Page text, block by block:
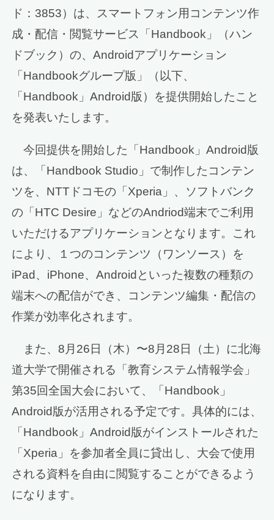
ド：3853）は、スマートフォン用コンテンツ作
成・配信・閲覧サービス「Handbook」（ハン
ドブック）の、Androidアプリケーション
「Handbookグループ版」（以下、
「Handbook」Android版）を提供開始したこと
を発表いたします。
今回提供を開始した「Handbook」Android版
は、「Handbook Studio」で制作したコンテン
ツを、NTTドコモの「Xperia」、ソフトバンク
の「HTC Desire」などのAndriod端末でご利用
いただけるアプリケーションとなります。これ
により、１つのコンテンツ（ワンソース）を
iPad、iPhone、Androidといった複数の種類の
端末への配信ができ、コンテンツ編集・配信の
作業が効率化されます。
また、8月26日（木）〜8月28日（土）に北海
道大学で開催される「教育システム情報学会」
第35回全国大会において、「Handbook」
Android版が活用される予定です。具体的には、
「Handbook」Android版がインストールされた
「Xperia」を参加者全員に貸出し、大会で使用
される資料を自由に閲覧することができるよう
になります。